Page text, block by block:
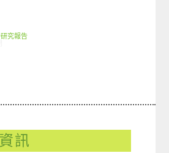
究報告
訊